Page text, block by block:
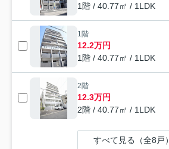
1階 / 40.77㎡ / 1LDK
1階
12.2万円
1階 / 40.77㎡ / 1LDK
2階
12.3万円
2階 / 40.77㎡ / 1LDK
すべて見る（全8戸）